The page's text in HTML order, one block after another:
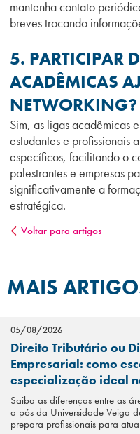
mantenha contato
breves trocando
5. PARTICIPAR
ACADÊMICAS
NETWORKING?
Sim, as ligas acadêmicas
estudantes e profissionais
específicos, facilitando o
palestrantes e empresas
significativamente a
estratégica.
Voltar para artigos
MAIS
05/08/2026
Direito Tributário ou
Empresarial: como
especialização ideal
Saiba as diferenças entre as
a pós da Universidade Veiga
prepara profissionais para